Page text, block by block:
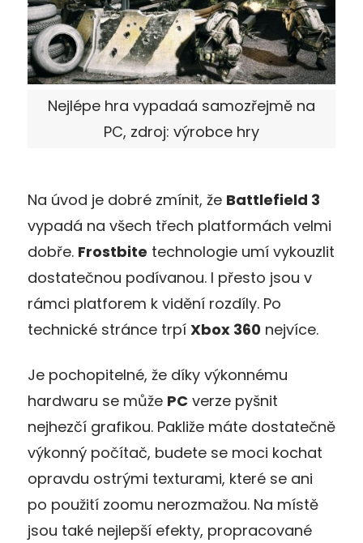
Nejlépe hra vypadaá samozřejmě na
PC, zdroj: výrobce hry
Na úvod je dobré zmínit, že Battlefield 3
vypadá na všech třech platformách velmi
dobře. Frostbite technologie umí vykouzlit
dostatečnou podívanou. I přesto jsou v
rámci platforem k vidění rozdíly. Po
technické stránce trpí Xbox 360 nejvíce.
Je pochopitelné, že díky výkonnému
hardwaru se může PC verze pyšnit
nejhezčí grafikou. Pakliže máte dostatečně
výkonný počítač, budete se moci kochat
opravdu ostrými texturami, které se ani
po použití zoomu nerozmažou. Na místě
jsou také nejlepší efekty, propracované